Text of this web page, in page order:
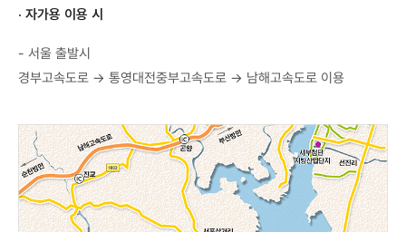
· 자가용 이용 시
- 서울 출발시
경부고속도로 → 통영대전중부고속도로 → 남해고속도로 이용